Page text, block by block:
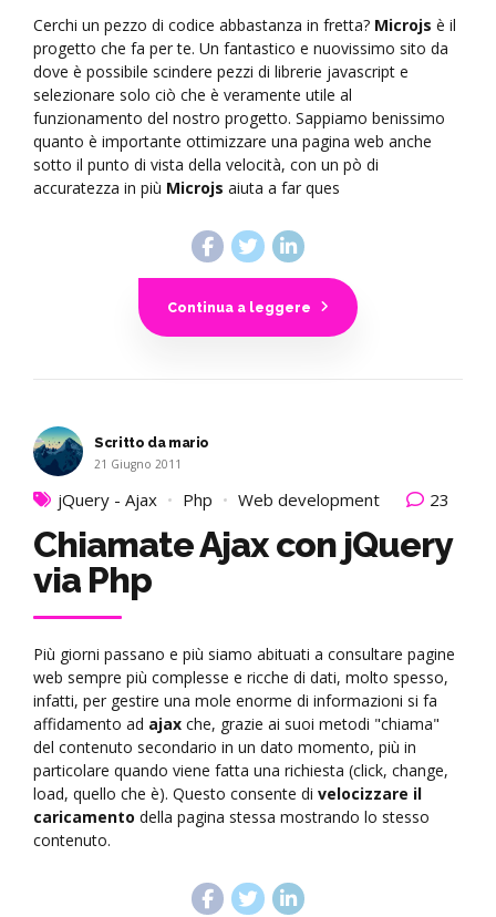
Cerchi un pezzo di codice abbastanza in fretta? Microjs è il
progetto che fa per te. Un fantastico e nuovissimo sito da
dove è possibile scindere pezzi di librerie javascript e
selezionare solo ciò che è veramente utile al
funzionamento del nostro progetto. Sappiamo benissimo
quanto è importante ottimizzare una pagina web anche
sotto il punto di vista della velocità, con un pò di
accuratezza in più Microjs aiuta a far ques
Continua a leggere
Scritto da mario
21 Giugno 2011
jQuery - Ajax Php Web development 23
Chiamate Ajax con jQuery
via Php
Più giorni passano e più siamo abituati a consultare pagine
web sempre più complesse e ricche di dati, molto spesso,
infatti, per gestire una mole enorme di informazioni si fa
affidamento ad ajax che, grazie ai suoi metodi "chiama"
del contenuto secondario in un dato momento, più in
particolare quando viene fatta una richiesta (click, change,
load, quello che è). Questo consente di velocizzare il
caricamento della pagina stessa mostrando lo stesso
contenuto.